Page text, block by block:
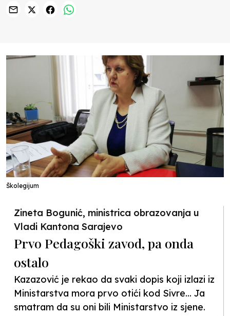
Školegijum
Zineta Bogunić, ministrica obrazovanja u
Vladi Kantona Sarajevo
Prvo Pedagoški zavod, pa onda
ostalo
Kazazović je rekao da svaki dopis koji izlazi iz
Ministarstva mora prvo otići kod Sivre... Ja
smatram da su oni bili Ministarstvo iz sjene.